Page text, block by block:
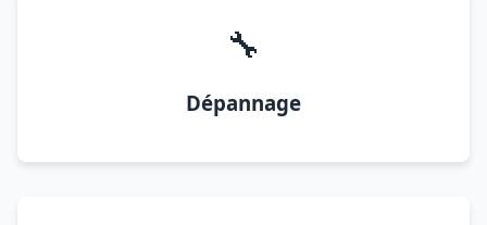
🔧
Dépannage